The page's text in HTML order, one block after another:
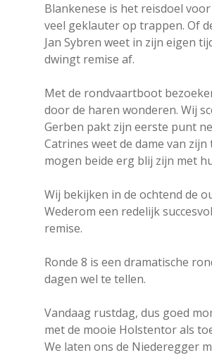
Blankenese is het reisdoel
veel geklauter op trappen. Of
Jan Sybren weet in zijn eigen
dwingt remise af.
Met de rondvaartboot
door de haren wonderen. Wij
Gerben pakt zijn eerste punt
Catrines weet de dame van
mogen beide erg blij zijn met
Wij bekijken in de ochtend de
Wederom een redelijk
remise.
Ronde 8 is een dramatische
dagen wel te tellen.
Vandaag rustdag, dus goed
met de mooie Holstentor als
We laten ons de Niederegger